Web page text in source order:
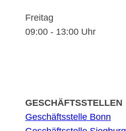
Freitag
09:00 - 13:00 Uhr
GESCHÄFTSSTELLEN
Geschäftsstelle Bonn